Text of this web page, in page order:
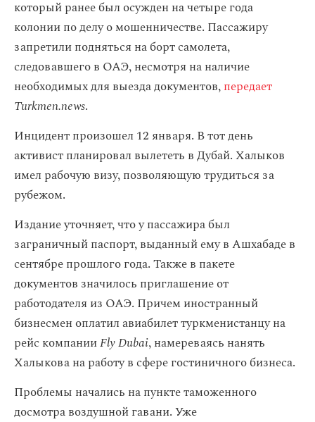
который ранее был осужден на четыре года
колонии по делу о мошенничестве. Пассажиру
запретили подняться на борт самолета,
следовавшего в ОАЭ, несмотря на наличие
необходимых для выезда документов,передает
Turkmen.news.
Инцидент произошел 12 января. В тот день
активист планировал вылететь в Дубай. Халыков
имел рабочую визу, позволяющую трудиться за
рубежом.
Издание уточняет, что у пассажира был
заграничный паспорт, выданный ему в Ашхабаде в
сентябре прошлого года. Также в пакете
документов значилось приглашение от
работодателя из ОАЭ. Причем иностранный
бизнесмен оплатил авиабилет туркменистанцу на
рейс компанииFly Dubai, намереваясь нанять
Халыкова на работу в сфере гостиничного бизнеса.
Проблемы начались на пункте таможенного
досмотра воздушной гавани. Уже